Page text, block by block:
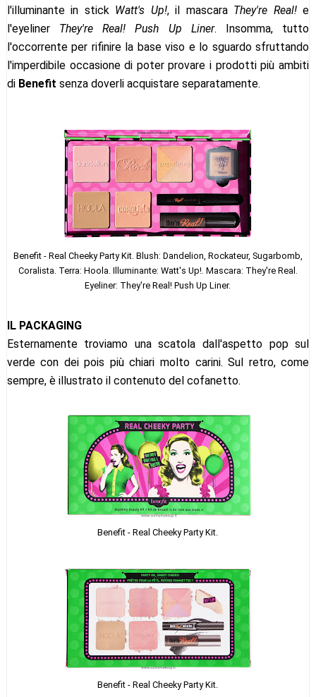
l'illuminante in stick Watt's Up!, il mascara They're Real!e
l'eyeliner They're Real! Push Up Liner. Insomma, tutto
l'occorrente per rifinire la base viso e lo sguardo sfruttando
l'imperdibile occasione di poter provare i prodotti più ambiti
di Benefit senza doverli acquistare separatamente.
Benefit - Real Cheeky Party Kit. Blush: Dandelion, Rockateur, Sugarbomb,
Coralista. Terra: Hoola. Illuminante: Watt's Up!. Mascara: They're Real.
Eyeliner: They're Real! Push Up Liner.
IL PACKAGING
Esternamente troviamo una scatola dall'aspetto pop sul
verde con dei pois più chiari molto carini. Sul retro, come
sempre, è illustrato il contenuto del cofanetto.
Benefit - Real Cheeky Party Kit.
Benefit - Real Cheeky Party Kit.